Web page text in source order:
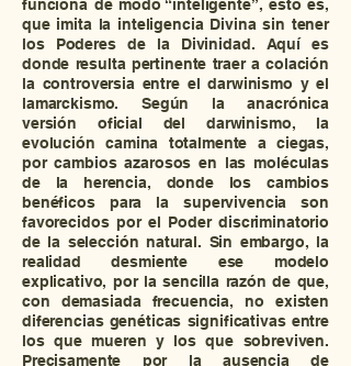
funciona de modo “inteligente”, esto es,
que imita la inteligencia Divina sin tener
los Poderes de la Divinidad. Aquí es
donde resulta pertinente traer a colación
la controversia entre el darwinismo y el
lamarckismo. Según la anacrónica
versión oficial del darwinismo, la
evolución camina totalmente a ciegas,
por cambios azarosos en las moléculas
de la herencia, donde los cambios
benéficos para la supervivencia son
favorecidos por el Poder discriminatorio
de la selección natural. Sin embargo, la
realidad desmiente ese modelo
explicativo, por la sencilla razón de que,
con demasiada frecuencia, no existen
diferencias genéticas significativas entre
los que mueren y los que sobreviven.
Precisamente por la ausencia de